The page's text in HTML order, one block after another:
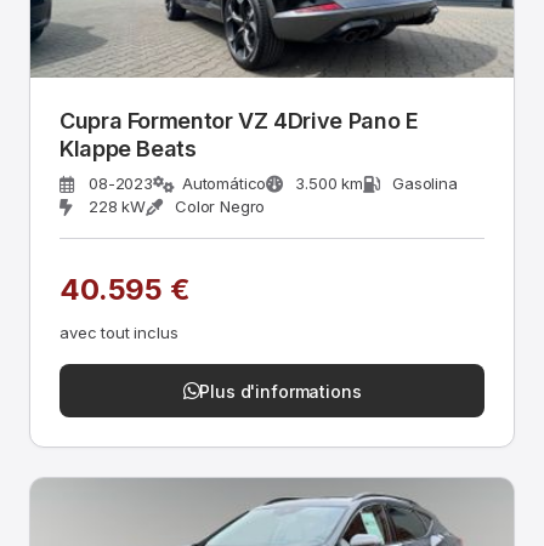
Cupra Formentor VZ 4Drive Pano E
Klappe Beats
08-2023 Automático 3.500 km
Gasolina
228 kW
Color Negro
40.595 €
avec tout inclus
Plus d'informations